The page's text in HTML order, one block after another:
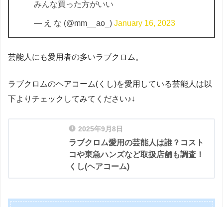
みんな買った方がいい
— え な (@mm__ao_) January 16, 2023
芸能人にも愛用者の多いラブクロム。
ラブクロムのヘアコーム(くし)を愛用している芸能人は以
下よりチェックしてみてください♪↓
2025年9月8日
ラブクロム愛用の芸能人は誰？コスト
コや東急ハンズなど取扱店舗も調査！
くし(ヘアコーム)